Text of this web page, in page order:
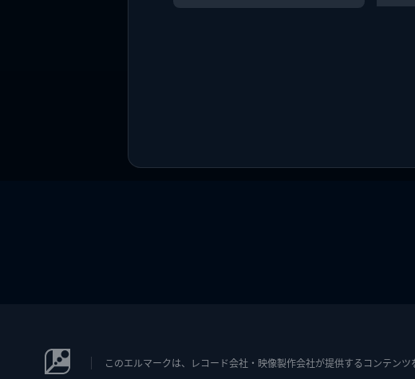
このエルマークは、レコード会社・映像製作会社が提供するコンテン